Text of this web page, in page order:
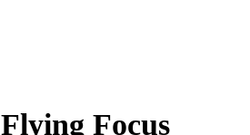
Flying Focus